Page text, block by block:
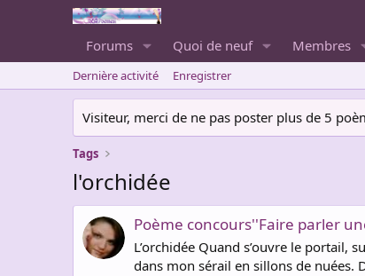
Forums Quoi de neuf Membres
Dernière activité Enregistrer
Visiteur, merci de ne pas poster plus de 5
Tags
l'orchidée
Poème concours''Faire parler
L’orchidée Quand s’ouvre le portail,
dans mon sérail en sillons de nuées.